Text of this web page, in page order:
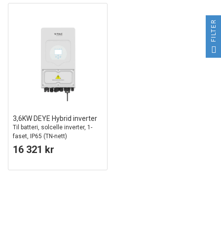
3,6KW DEYE Hybrid inverter
Til batteri, solcelle inverter, 1-
faset, IP65 (TN-nett)
16 321 kr
FILTER